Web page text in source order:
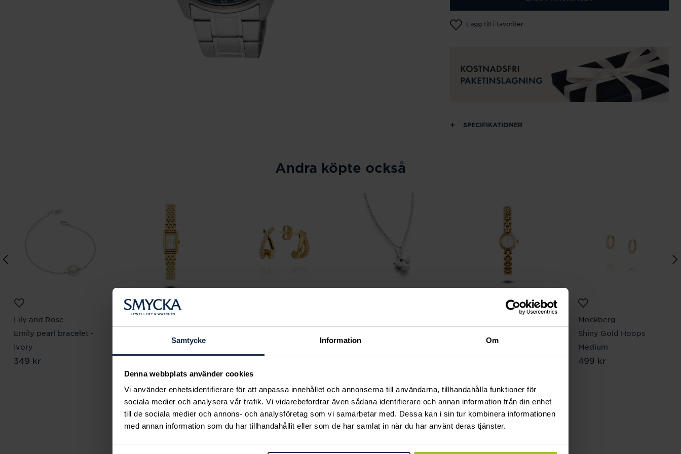
Samtycke Information Om
Denna webbplats använder cookies
Vi använder enhetsidentifierare för att anpassa innehållet och annonserna till användarna, tillhandahålla funktioner för
sociala medier och analysera vår trafik. Vi vidarebefordrar även sådana identifierare och annan information från din enhet
till de sociala medier och annons- och analysföretag som vi samarbetar med. Dessa kan i sin tur kombinera informationen
med annan information som du har tillhandahållit eller som de har samlat in när du har använt deras tjänster.
Lägg till i favoriter
SPECIFIKATIONER
Andra köpte också
Lily and Rose
Emily pearl bracelet -
Ivory
Pris :349 kr
349 kr
Mockberg
Shiny Gold Hoops
Medium
Pris:499 kr
499 kr
Smycka tar ansvar för ett hållbart